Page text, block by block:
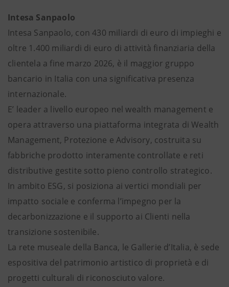
Intesa Sanpaolo
Intesa Sanpaolo, con 430 miliardi di euro di impieghi e
oltre 1.400 miliardi di euro di attività finanziaria della
clientela a fine marzo 2026, è il maggior gruppo
bancario in Italia con una significativa presenza
internazionale.
E’ leader a livello europeo nel wealth management e
opera attraverso una piattaforma integrata di Wealth
Management, Protezione e Advisory, costruita su
fabbriche prodotto interamente controllate e reti
distributive gestite sotto pieno controllo strategico.
In ambito ESG, si posiziona ai vertici mondiali per
impatto sociale e conferma l’impegno per la
decarbonizzazione e il supporto ai Clienti nella
transizione sostenibile.
La rete museale della Banca, le Gallerie d’Italia, è sede
espositiva del patrimonio artistico di proprietà e di
progetti culturali di riconosciuto valore.